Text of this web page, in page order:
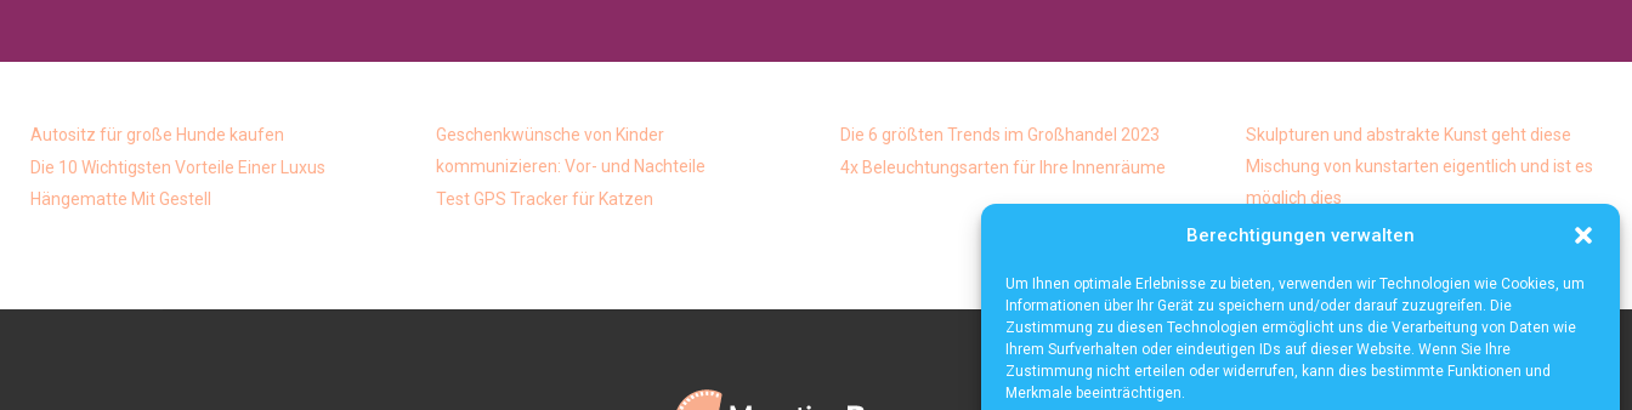
Berechtigungen verwalten
Um Ihnen optimale Erlebnisse zu bieten, verwenden wir Technologien wie Cookies, um
Informationen über Ihr Gerät zu speichern und/oder darauf zuzugreifen. Die
Zustimmung zu diesen Technologien ermöglicht uns die Verarbeitung von Daten wie
Ihrem Surfverhalten oder eindeutigen IDs auf dieser Website. Wenn Sie Ihre
Zustimmung nicht erteilen oder widerrufen, kann dies bestimmte Funktionen und
Merkmale beeinträchtigen.
Autositz für große Hunde kaufen
Die 10 Wichtigsten Vorteile Einer Luxus
Hängematte Mit Gestell
Geschenkwünsche von Kinder
kommunizieren: Vor- und Nachteile
Test GPS Tracker für Katzen
Die 6 größten Trends im Großhandel 2023
4x Beleuchtungsarten für Ihre Innenräume
Skulpturen und abstrakte Kunst geht diese
Mischung von kunstarten eigentlich und ist es
möglich dies
Die häufigsten Mythen über die